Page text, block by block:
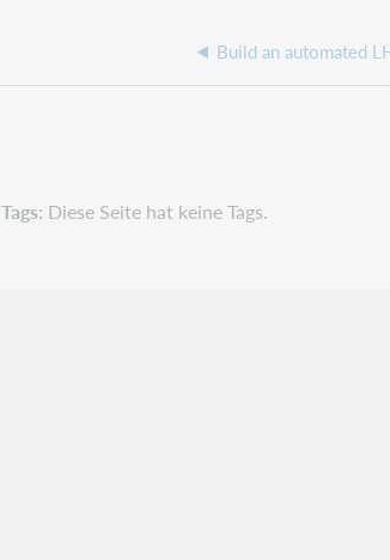
Build an automated
Tags Diese Seite hat keine Tags.